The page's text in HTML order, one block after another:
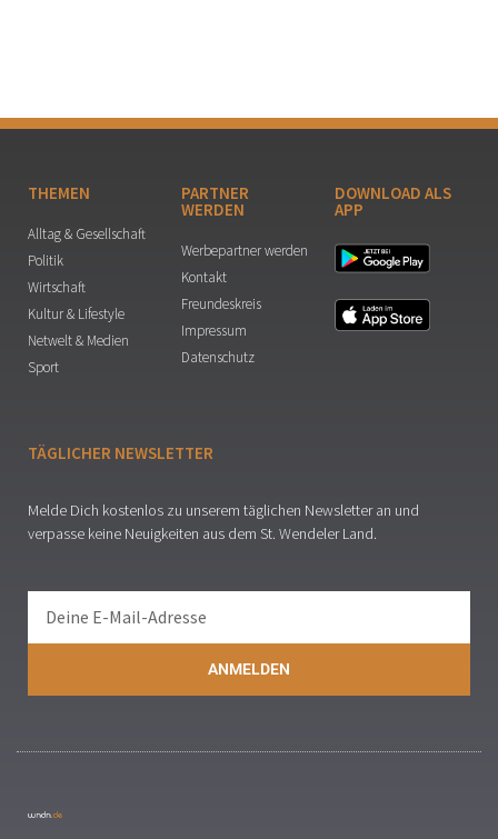
THEMEN
Alltag & Gesellschaft
Politik
Wirtschaft
Kultur & Lifestyle
Netwelt & Medien
Sport
PARTNER
WERDEN
Werbepartner werden
Kontakt
Freundeskreis
Impressum
Datenschutz
DOWNLOAD ALS
APP
TÄGLICHER NEWSLETTER
Melde Dich kostenlos zu unserem täglichen Newsletter an und
verpasse keine Neuigkeiten aus dem St. Wendeler Land.
ANMELDEN